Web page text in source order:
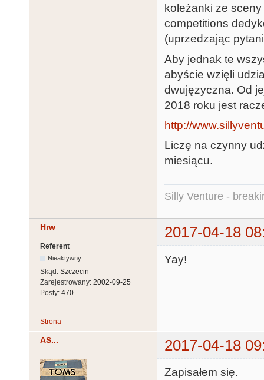
koleżanki ze sceny
competitions
(uprzedzając
Aby jednak te
abyście wzięli
dwujęzyczna. Od
2018 roku jest
http://
Liczę na czynny
miesiącu.
Silly Venture -
Hrw 2017-04-18
Referent
Nieaktywny
Skąd: Szczecin
Zarejestrowany: 2002-09-25
Posty: 470
Yay!
Strona
AS... 2017-04-18
Zapisałem się.